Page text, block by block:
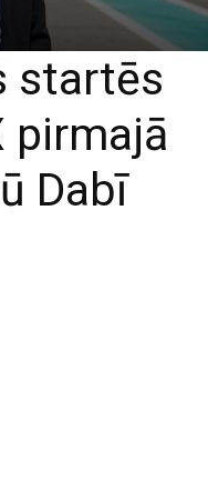
startēs
pirmajā
Dabī